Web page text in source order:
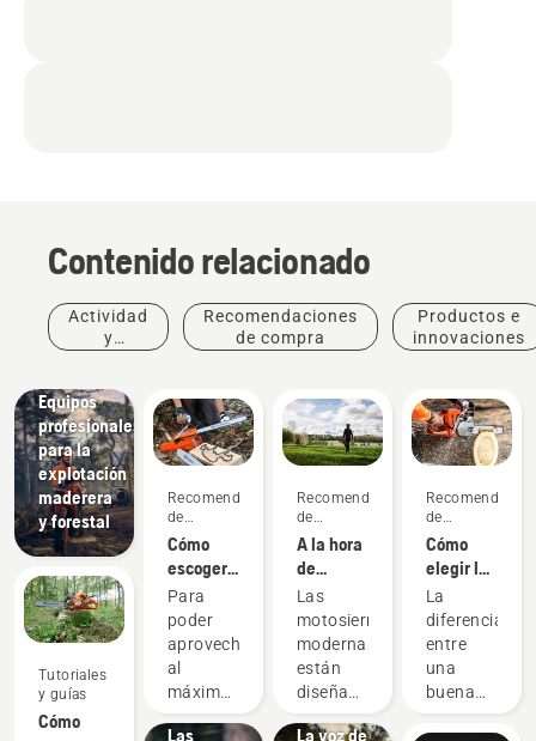
Contenido relacionado
Actividad
y
Recomendaciones
de compra
Productos e
innovaciones
Equipos
profesionales
para la
explotación
maderera
y forestal
Tutoriales
y guías
Cómo
Recomendaciones
de
compra
Cómo
escoger
la
espada
correcta
para tu
motosierra:
consejos
Para
poder
aprovechar
al
máximo
Productos
e
Las
Recomendaciones
de
compra
A la hora
de
comprar
una
motosierra,
hay que
tener en
estas
Las
motosierras
modernas
están
diseñadas
Historias
e
inspiración
Charlas
Husqvarna
sobre
La voz de
de
compra
Cómo
elegir la
mejor
motosierra
para tus
necesidades
La
diferencia
entre
una
buena